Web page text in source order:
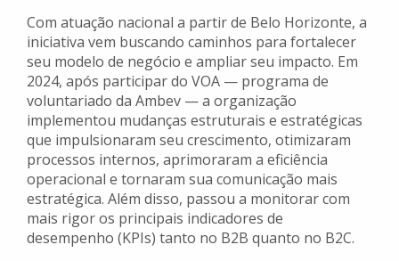
Com atuação nacional a partir de Belo Horizonte, a
iniciativa vem buscando caminhos para fortalecer
seu modelo de negócio e ampliar seu impacto. Em
2024, após participar do VOA — programa de
voluntariado da Ambev — a organização
implementou mudanças estruturais e estratégicas
que impulsionaram seu crescimento, otimizaram
processos internos, aprimoraram a eficiência
operacional e tornaram sua comunicação mais
estratégica. Além disso, passou a monitorar com
mais rigor os principais indicadores de
desempenho (KPIs) tanto no B2B quanto no B2C.